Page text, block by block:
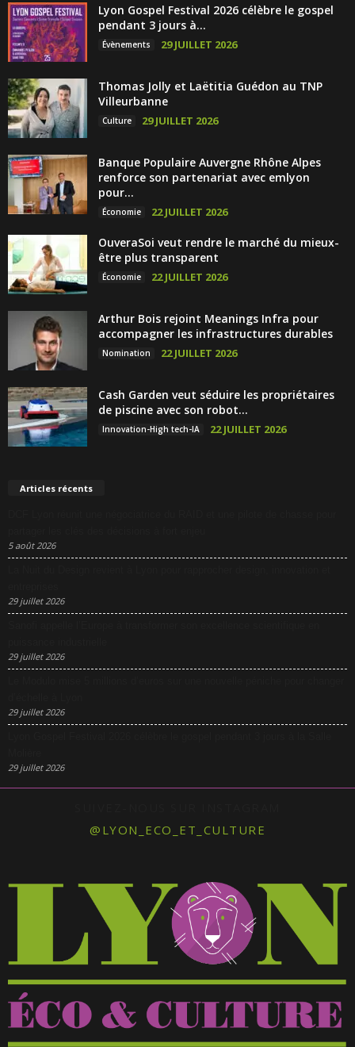
Lyon Gospel Festival 2026 célèbre le gospel
pendant 3 jours à...
Évènements 29 JUILLET 2026
Thomas Jolly et Laëtitia Guédon au TNP
Villeurbanne
Culture 29 JUILLET 2026
Banque Populaire Auvergne Rhône Alpes
renforce son partenariat avec emlyon
pour...
Économie 22 JUILLET 2026
OuveraSoi veut rendre le marché du mieux-
être plus transparent
Économie 22 JUILLET 2026
Arthur Bois rejoint Meanings Infra pour
accompagner les infrastructures durables
Nomination 22 JUILLET 2026
Cash Garden veut séduire les propriétaires
de piscine avec son robot...
Innovation-High tech-IA 22 JUILLET 2026
Articles récents
5 août 2026
29 juillet 2026
29 juillet 2026
29 juillet 2026
29 juillet 2026
@LYON_ECO_ET_CULTURE